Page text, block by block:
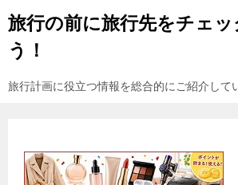
旅行の前に旅行先をチェッ
う！
旅行計画に役立つ情報を総合的にご紹介して